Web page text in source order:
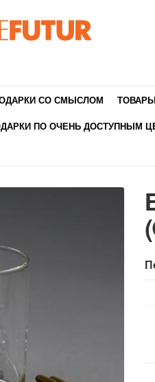
СО СМЫСЛОМ
ПО ОЧЕНЬ ДОСТУПНЫМ